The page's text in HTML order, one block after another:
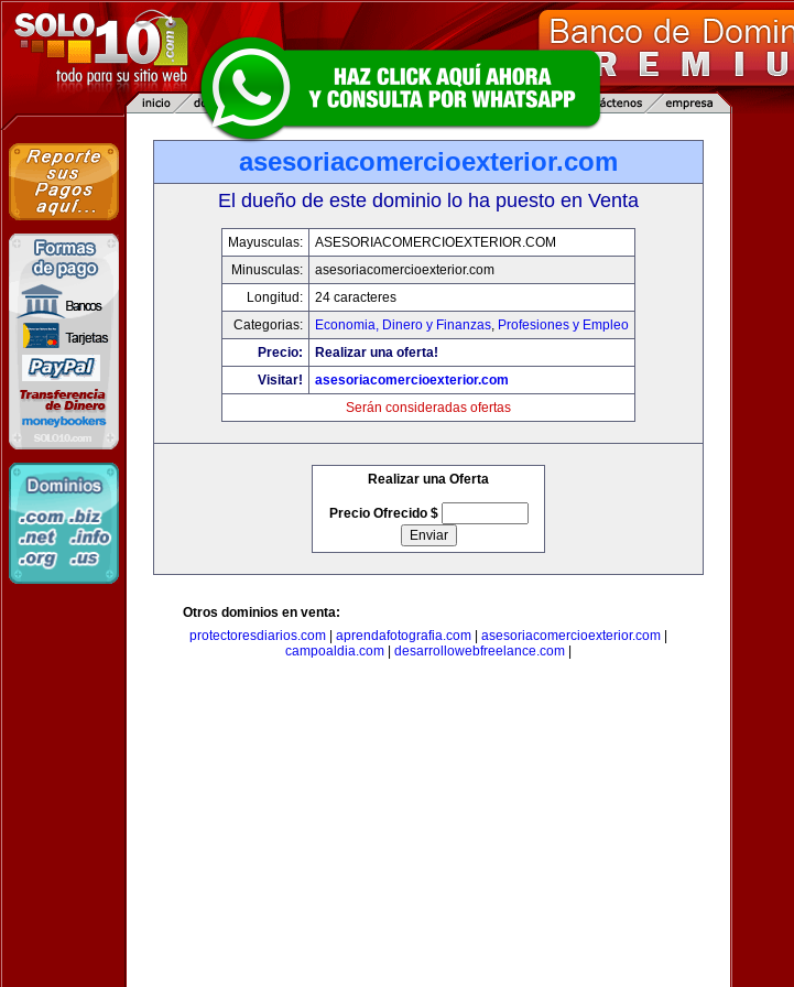
asesoriacomercioexterior.com
El dueño de este dominio lo ha puesto en Venta
Mayusculas:
ASESORIACOMERCIOEXTERIOR.COM
Minusculas:
asesoriacomercioexterior.com
Longitud:
24 caracteres
Categorias:
Economia, Dinero y Finanzas, Profesiones y Empleo
Precio:
Realizar una oferta!
Visitar!
asesoriacomercioexterior.com
Serán consideradas ofertas
Realizar una Oferta
Precio Ofrecido $
Otros dominios en venta:
protectoresdiarios.com
aprendafotografia.com asesoriacomercioexterior.com
campoaldia.com
desarrollowebfreelance.com